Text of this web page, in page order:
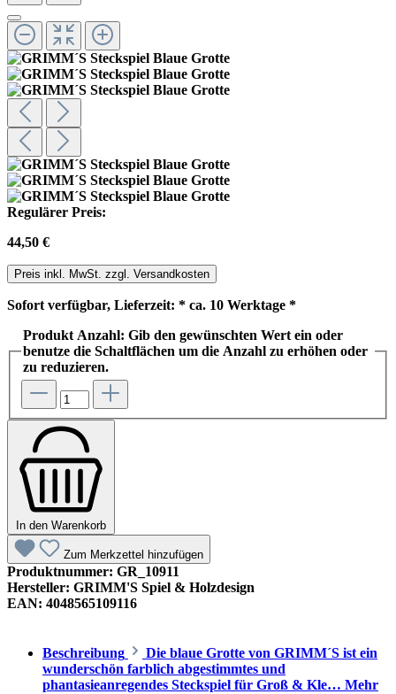
Regulärer Preis:
44,50 €
Preis inkl. MwSt. zzgl. Versandkosten
Sofort verfügbar, Lieferzeit: * ca. 10 Werktage *
Produkt Anzahl: Gib den gewünschten Wert ein oder
benutze die Schaltflächen um die Anzahl zu erhöhen oder
zu reduzieren.
In den Warenkorb
Zum Merkzettel hinzufügen
Produktnummer: GR_10911
Hersteller: GRIMM'S Spiel & Holzdesign
EAN: 4048565109116
Beschreibung
Die blaue Grotte von GRIMM´S ist ein
wunderschön farblich abgestimmtes und
phantasieanregendes Steckspiel für Groß & Kle… Mehr